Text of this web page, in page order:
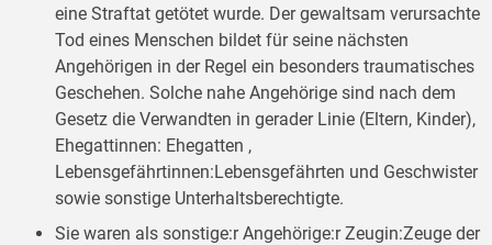
eine Straftat getötet wurde. Der gewaltsam verursachte
Tod eines Menschen bildet für seine nächsten
Angehörigen in der Regel ein besonders traumatisches
Geschehen. Solche nahe Angehörige sind nach dem
Gesetz die Verwandten in gerader Linie (Eltern, Kinder),
Ehegattinnen: Ehegatten ,
Lebensgefährtinnen:Lebensgefährten und Geschwister
sowie sonstige Unterhaltsberechtigte.
Sie waren als sonstige:r Angehörige:r Zeugin:Zeuge der